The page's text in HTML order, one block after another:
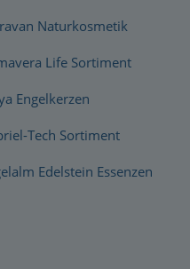
Naturkosmetik
Life Sortiment
Engelkerzen
Tech Sortiment
Edelstein Essenzen